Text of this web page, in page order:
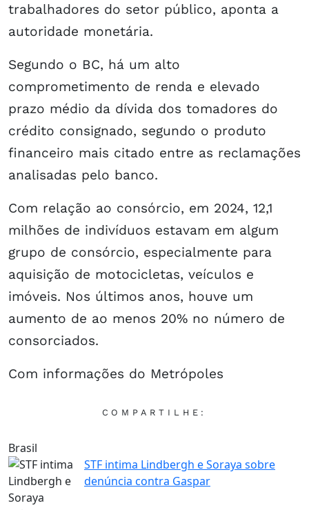
trabalhadores do setor público, aponta a
autoridade monetária.
Segundo o BC, há um alto
comprometimento de renda e elevado
prazo médio da dívida dos tomadores do
crédito consignado, segundo o produto
financeiro mais citado entre as reclamações
analisadas pelo banco.
Com relação ao consórcio, em 2024, 12,1
milhões de indivíduos estavam em algum
grupo de consórcio, especialmente para
aquisição de motocicletas, veículos e
imóveis. Nos últimos anos, houve um
aumento de ao menos 20% no número de
consorciados.
Com informações do Metrópoles
COMPARTILHE:
Brasil
STF intima Lindbergh e Soraya sobre
denúncia contra Gaspar